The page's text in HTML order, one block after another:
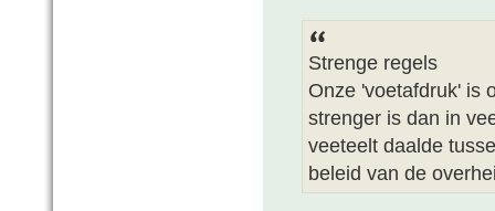
Strenge regels
Onze 'voetafdruk' is
strenger is dan in
veeteelt daalde
beleid van de